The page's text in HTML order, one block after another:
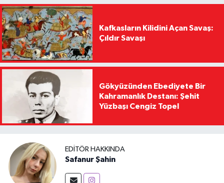
Kafkasların Kilidini Açan Savaş:
Çıldır Savaşı
Gökyüzünden Ebediyete Bir
Kahramanlık Destanı: Şehit
Yüzbaşı Cengiz Topel
EDITÖR HAKKINDA
Safanur Şahin